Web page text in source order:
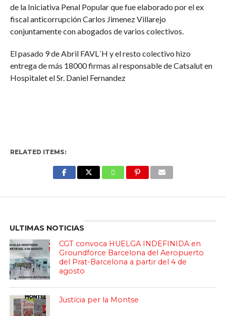
de la Iniciativa Penal Popular que fue elaborado por el ex
fiscal anticorrupción Carlos Jimenez Villarejo
conjuntamente con abogados de varios colectivos.
El pasado 9 de Abril FAVL´H y el resto colectivo hizo
entrega de más 18000 firmas al responsable de Catsalut en
Hospitalet el Sr. Daniel Fernandez
RELATED ITEMS:
ULTIMAS NOTICIAS
CGT convoca HUELGA INDEFINIDA en
Groundforce Barcelona del Aeropuerto
del Prat-Barcelona a partir del 4 de
agosto
Justícia per la Montse